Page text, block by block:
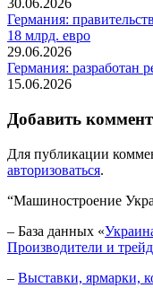
30.06.2026
Германия:
18 млрд. евро
29.06.2026
Германия: разработан
15.06.2026
Добавить
Для публикации
авторизоваться.
“Машиностроение
– База данных «
Производители и
– Выставки, ярмарки,